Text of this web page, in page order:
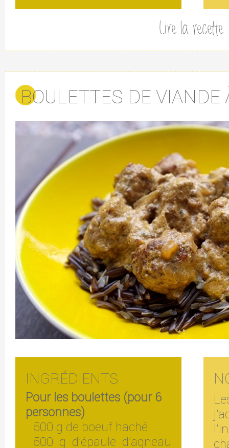
Lire la recette
BOULETTES DE
INGRÉDIENTS
Pour les boulettes (pour 6
personnes)
500 g de boeuf haché
500 g d'épaule d'agneau